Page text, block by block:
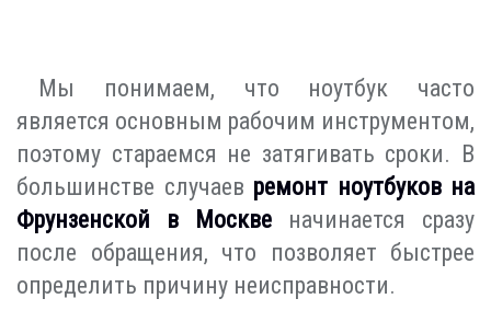
Мы понимаем, что ноутбук часто
является основным рабочим инструментом,
поэтому стараемся не затягивать сроки. В
большинстве случаев ремонт ноутбуков на
Фрунзенской в Москве начинается сразу
после обращения, что позволяет быстрее
определить причину неисправности.